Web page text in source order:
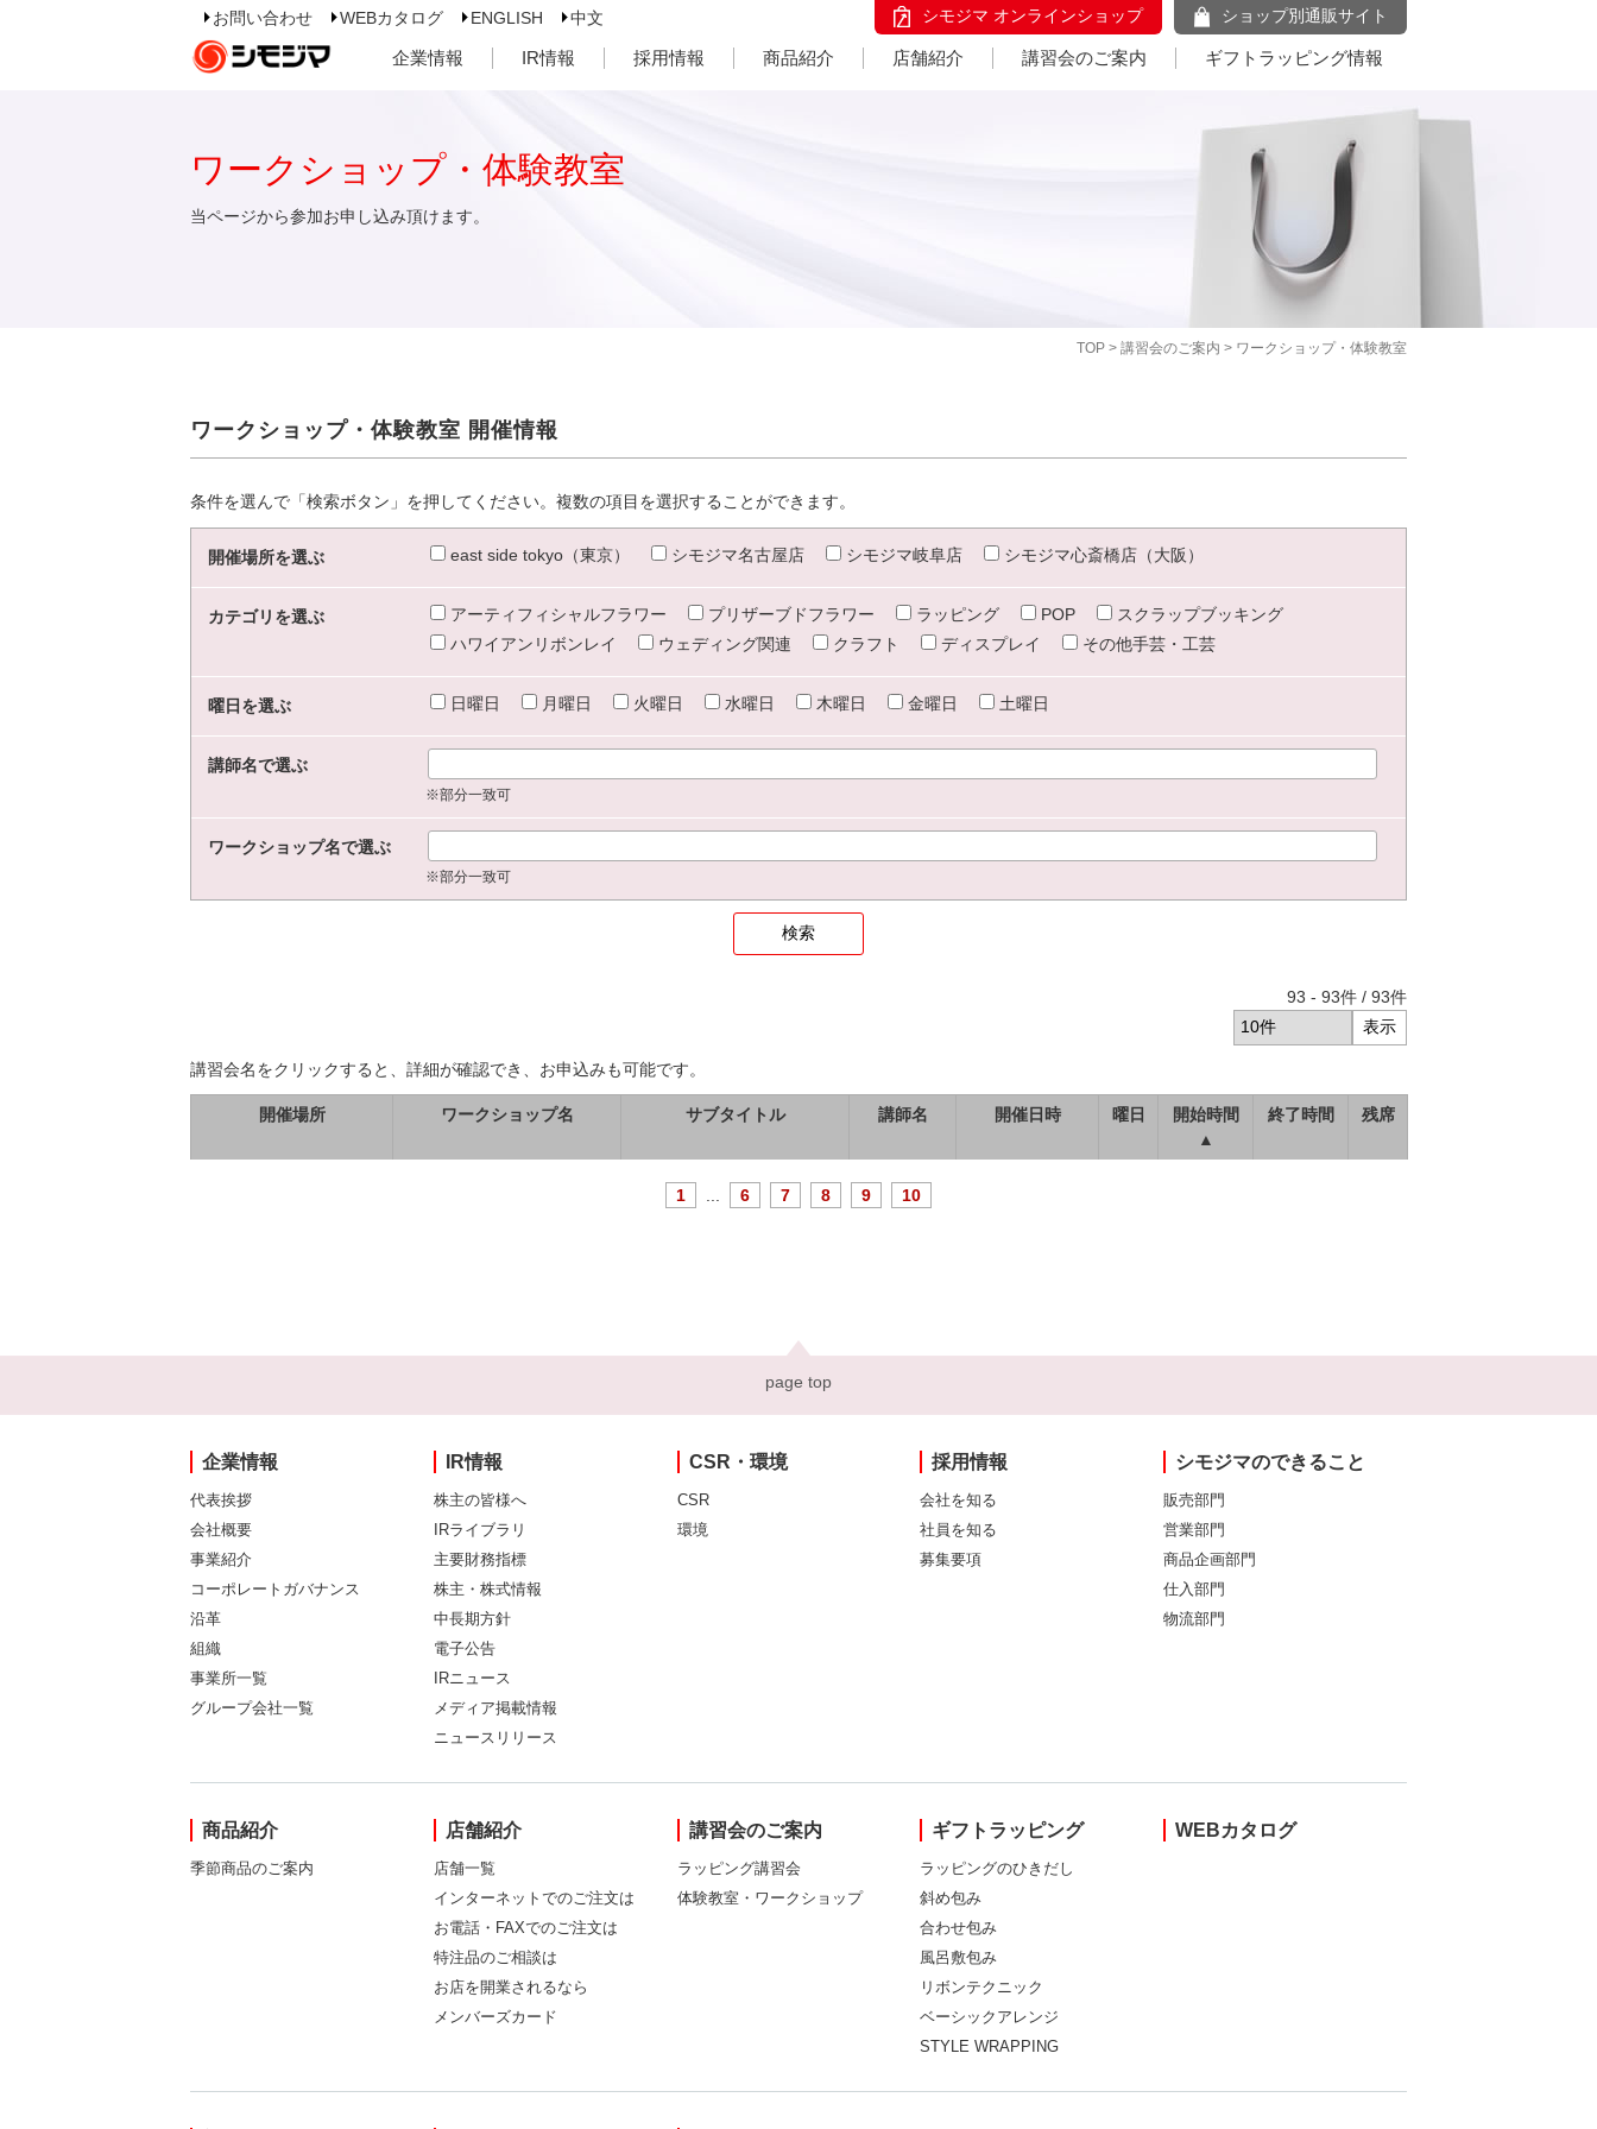
お問い合わせ WEBカタログ ENGLISH 中文 シモジマ オンラインショップ ショップ別通販サイト
企業情報 IR情報 採用情報 商品紹介 店舗紹介 講習会のご案内 ギフトラッピング情報
TOP > 講習会のご案内 > ワークショップ・体験教室
ワークショップ・体験教室
当ページから参加お申し込み頂けます。
ワークショップ・体験教室 開催情報
条件を選んで「検索ボタン」を押してください。複数の項目を選択することができます。
開催場所を選ぶ east side tokyo（東京） シモジマ名古屋店 シモジマ岐阜店 シモジマ心斎橋店（大阪）
カテゴリを選ぶ アーティフィシャルフラワー プリザーブドフラワー ラッピング POP
スクラップブッキング
ハワイアンリボンレイ
ウェディング関連 クラフト ディスプレイ その他手芸・工芸
曜日を選ぶ 日曜日 月曜日 火曜日 水曜日 木曜日 金曜日 土曜日
講師名で選ぶ
※部分一致可
ワークショップ名で選ぶ
※部分一致可
93 - 93件 / 93件
講習会名をクリックすると、詳細が確認でき、お申込みも可能です。
開催場所 ワークショップ名 サブタイトル 講師名 開催日時 曜日
開始時間
▲
終了時間 残席
1 6 7 8 9 10
page top
企業情報
代表挨拶
会社概要
事業紹介
コーポレートガバナンス
沿革
組織
事業所一覧
グループ会社一覧
IR情報
株主の皆様へ
IRライブラリ
主要財務指標
株主・株式情報
中長期方針
電子公告
IRニュース
メディア掲載情報
ニュースリリース
CSR・環境
CSR
環境
採用情報
会社を知る
社員を知る
募集要項
シモジマのできること
販売部門
営業部門
商品企画部門
仕入部門
物流部門
商品紹介
季節商品のご案内
店舗紹介
店舗一覧
インターネットでのご注文は
お電話・FAXでのご注文は
特注品のご相談は
お店を開業されるなら
メンバーズカード
講習会のご案内
ラッピング講習会
体験教室・ワークショップ
ギフトラッピング
ラッピングのひきだし
斜め包み
合わせ包み
風呂敷包み
リボンテクニック
ベーシックアレンジ
STYLE WRAPPING
WEBカタログ